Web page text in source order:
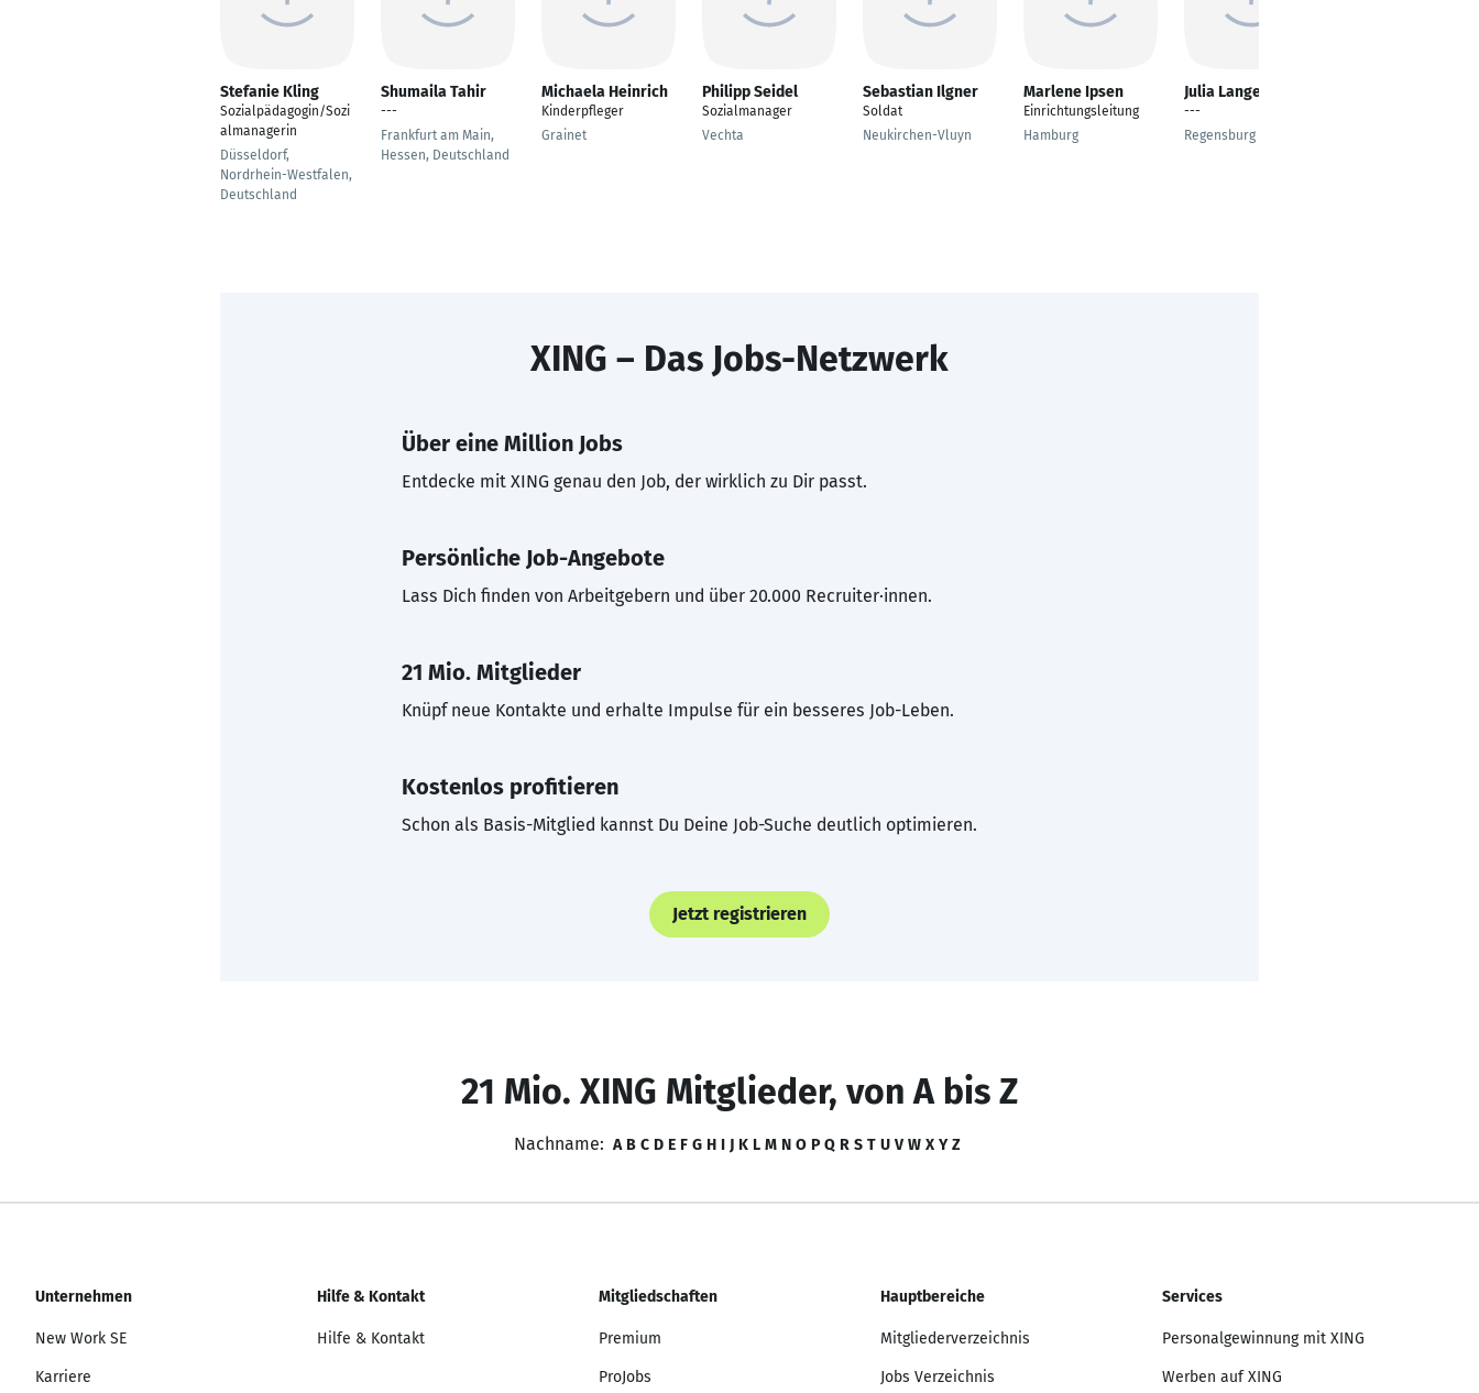
Stefanie Kling
Sozialpädagogin/Sozi
almanagerin
Düsseldorf,
Nordrhein-Westfalen,
Deutschland
Shumaila Tahir
---
Frankfurt am Main,
Hessen, Deutschland
Michaela Heinrich
Kinderpfleger
Grainet
Philipp Seidel
Sozialmanager
Vechta
Sebastian Ilgner
Soldat
Neukirchen-Vluyn
Marlene Ipsen
Einrichtungsleitung
Hamburg
Julia Langer
---
Regensburg
XING – Das Jobs-Netzwerk
Über eine Million Jobs
Entdecke mit XING genau den Job, der wirklich zu Dir passt.
Persönliche Job-Angebote
Lass Dich finden von Arbeitgebern und über 20.000 Recruiter·innen.
21 Mio. Mitglieder
Knüpf neue Kontakte und erhalte Impulse für ein besseres Job-Leben.
Kostenlos profitieren
Schon als Basis-Mitglied kannst Du Deine Job-Suche deutlich optimieren.
Jetzt registrieren
21 Mio. XING Mitglieder, von A bis Z
Nachname: A B C D E F G H I J K L M N O P Q R S T U V W X Y Z
Unternehmen
New Work SE
Karriere
Hilfe & Kontakt
Hilfe & Kontakt
Mitgliedschaften
Premium
ProJobs
Hauptbereiche
Mitgliederverzeichnis
Jobs Verzeichnis
Services
Personalgewinnung mit XING
Werben auf XING